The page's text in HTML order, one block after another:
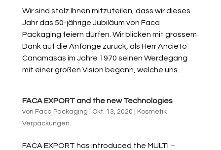
Wir sind stolz Ihnen mitzuteilen, dass wir dieses
Jahr das 50-jährige Jubiläum von Faca
Packaging feiern dürfen. Wir blicken mit grossem
Dank auf die Anfänge zurück, als Herr Ancieto
Canamasas im Jahre 1970 seinen Werdegang
mit einer großen Vision begann, welche uns...
FACA EXPORT and the new Technologies
von Faca Packaging Okt. 13, 2020
Kosmetik
Verpackungen
FACA EXPORT has introduced the MULTI –